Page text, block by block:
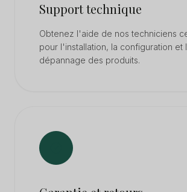
Support technique
Obtenez l'aide de nos techniciens
pour l'installation, la configuration et
dépannage des produits.